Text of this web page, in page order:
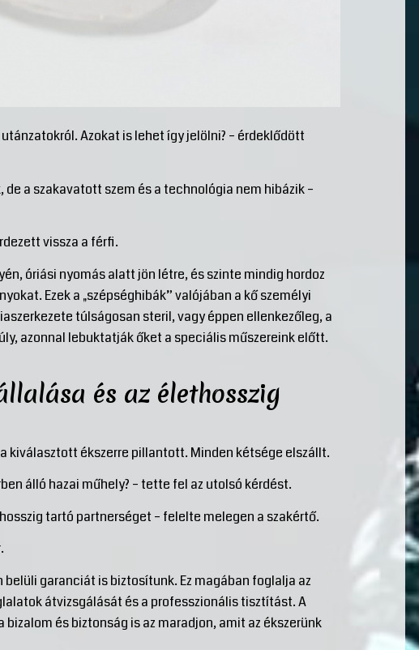
Azokat is lehet így jelölni? – érdeklődött
a szakavatott szem és a technológia nem hibázik –
vissza a férfi.
óriási nyomás alatt jön létre, és szinte mindig hordoz
Ezek a „szépséghibák” valójában a kő személyi
túlságosan steril, vagy éppen ellenkezőleg, a
azonnal lebuktatják őket a speciális műszereink előtt.
és az élethosszig
kiválasztott ékszerre pillantott. Minden kétsége elszállt.
álló hazai műhely? – tette fel az utolsó kérdést.
tartó partnerséget – felelte melegen a szakértő.
garanciát is biztosítunk. Ez magában foglalja az
átvizsgálását és a professzionális tisztítást. A
és biztonság is az maradjon, amit az ékszerünk